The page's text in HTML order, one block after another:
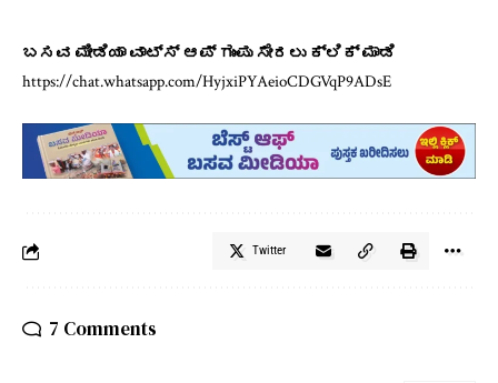
ಬಸವ ಮೀಡಿಯಾ ವಾಟ್ಸ್ ಆಪ್ ಗುಂಪು ಸೇರಲು ಕ್ಲಿಕ್ ಮಾಡಿ
https://chat.whatsapp.com/HyjxiPYAeioCDGVqP9ADsE
Twitter
7 Comments